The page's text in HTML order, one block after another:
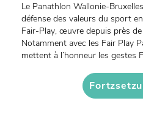
Le Panathlon Wallonie-
défense des valeurs du sport
Fair-Play, œuvre depuis près
Notamment avec les Fair Play
mettent à l’honneur les gestes